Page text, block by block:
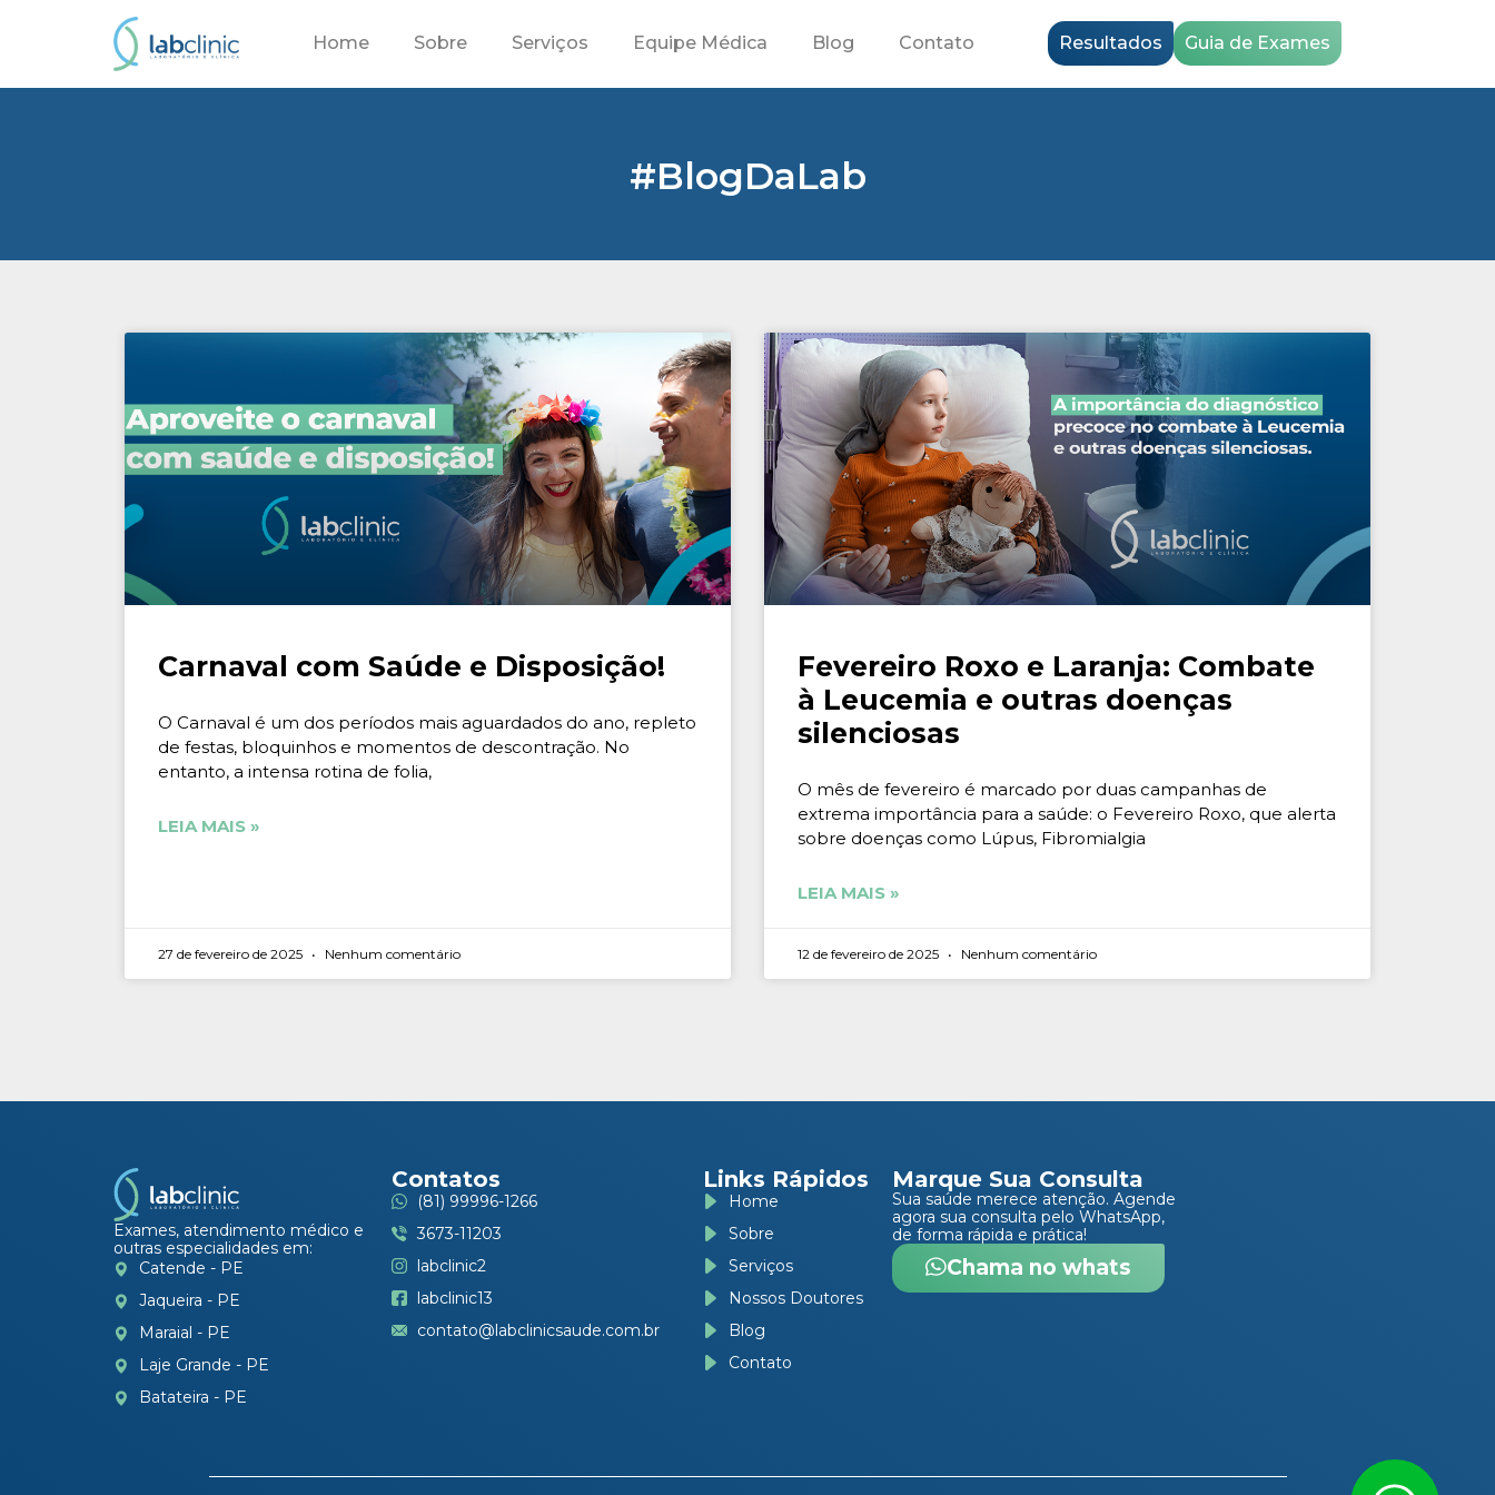
Home Sobre Serviços Equipe Médica Blog Contato Resultados Guia de Exames
#BlogDaLab
Carnaval com Saúde e Disposição!
O Carnaval é um dos períodos mais aguardados do ano, repleto
de festas, bloquinhos e momentos de descontração. No
entanto, a intensa rotina de folia,
LEIA MAIS »
27 de fevereiro de 2025 Nenhum comentário
Fevereiro Roxo e Laranja: Combate
à Leucemia e outras doenças
silenciosas
O mês de fevereiro é marcado por duas campanhas de
extrema importância para a saúde: o Fevereiro Roxo, que alerta
sobre doenças como Lúpus, Fibromialgia
LEIA MAIS »
12 de fevereiro de 2025 Nenhum comentário
Exames, atendimento médico e
outras especialidades em:
Catende - PE
Jaqueira - PE
Maraial - PE
Laje Grande - PE
Batateira - PE
Contatos
(81) 99996-1266
3673-11203
labclinic2
labclinic13
contato@labclinicsaude.com.br
Links Rápidos
Home
Sobre
Serviços
Nossos Doutores
Blog
Contato
Marque Sua Consulta
Sua saúde merece atenção. Agende
agora sua consulta pelo WhatsApp,
de forma rápida e prática!
Chama no whats